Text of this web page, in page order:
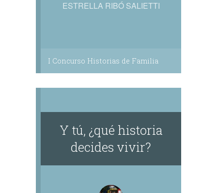
ESTRELLA RIBÓ SALIETTI
I Concurso Historias de Familia
Y tú, ¿qué historia
decides vivir?